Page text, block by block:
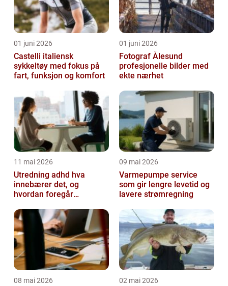
01 juni 2026
Castelli italiensk
sykkeltøy med fokus på
fart, funksjon og komfort
01 juni 2026
Fotograf Ålesund
profesjonelle bilder med
ekte nærhet
11 mai 2026
Utredning adhd hva
innebærer det, og
hvordan foregår
09 mai 2026
Varmepumpe service
som gir lengre levetid og
lavere strømregning
08 mai 2026 02 mai 2026